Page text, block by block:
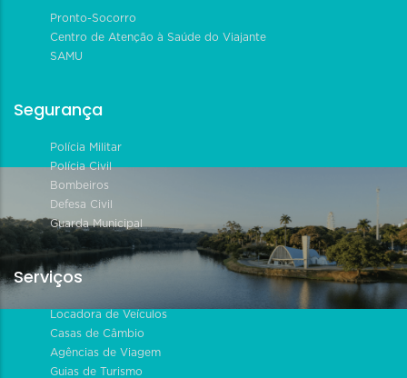
Pronto-Socorro
Centro de Atenção à Saúde do Viajante
SAMU
Segurança
Polícia Militar
Polícia Civil
Bombeiros
Defesa Civil
Guarda Municipal
Serviços
Locadora de Veículos
Casas de Câmbio
Agências de Viagem
Guias de Turismo